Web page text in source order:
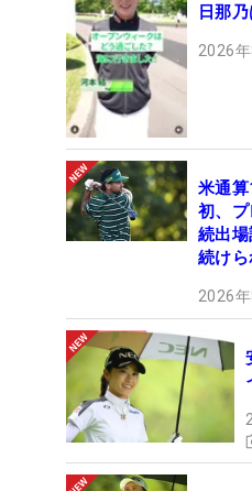
日那
2026
米通
初、
続出
続けら
2026